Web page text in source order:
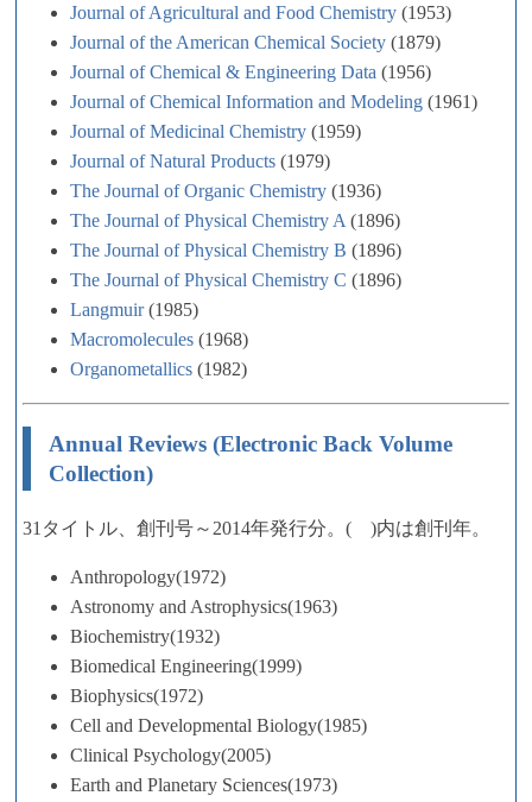
Journal of Agricultural and Food Chemistry (1953)
Journal of the American Chemical Society (1879)
Journal of Chemical & Engineering Data (1956)
Journal of Chemical Information and Modeling (1961)
Journal of Medicinal Chemistry (1959)
Journal of Natural Products (1979)
The Journal of Organic Chemistry (1936)
The Journal of Physical Chemistry A (1896)
The Journal of Physical Chemistry B (1896)
The Journal of Physical Chemistry C (1896)
Langmuir(1985)
Macromolecules (1968)
Organometallics (1982)
Annual Reviews (Electronic Back Volume
Collection)
31タイトル、創刊号～2014年発行分。( )内は創刊年。
Anthropology(1972)
Astronomy and Astrophysics(1963)
Biochemistry(1932)
Biomedical Engineering(1999)
Biophysics(1972)
Cell and Developmental Biology(1985)
Clinical Psychology(2005)
Earth and Planetary Sciences(1973)